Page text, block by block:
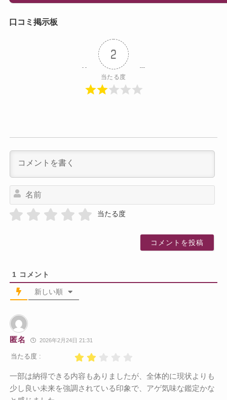
口コミ掲示板
2
当たる度
当たる度
1 コメント
新しい順
匿名 2026年2月24日 21:31
当たる度 :
一部は納得できる内容もありましたが、全体的に現状よりも
少し良い未来を強調されている印象で、アゲ気味な鑑定かな